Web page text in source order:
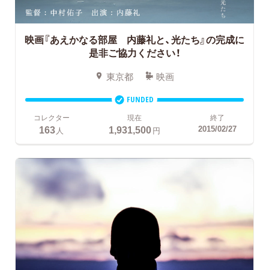
映画『あえかなる部屋 内藤礼と、光たち』の完成に
是非ご協力ください！
東京都 映画
FUNDED
コレクター
163 人
現在
1,931,500円
終了
2015/02/27